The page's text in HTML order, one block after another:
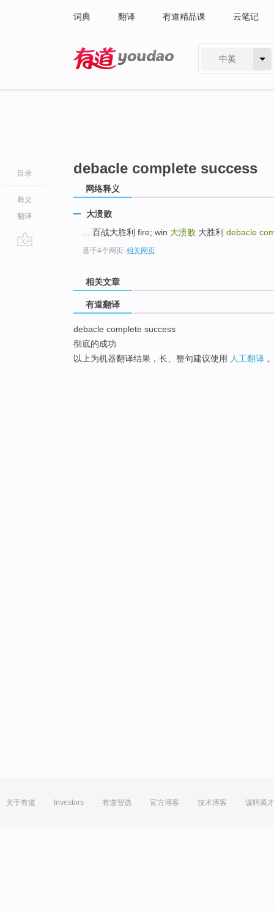
词典 翻译 有道精品课 云笔记
中英
目录
释义
翻译
debacle complete success
网络释义
大溃败
... 百战大胜利 fire; win 大溃败 大胜利 debacle
基于4个网页-相关网页
相关文章
有道翻译
debacle complete success
彻底的成功
以上为机器翻译结果，长、整句建议使用 人工翻译
关于有道 Investors 有道智选 官方博客 技术博客 诚聘英才